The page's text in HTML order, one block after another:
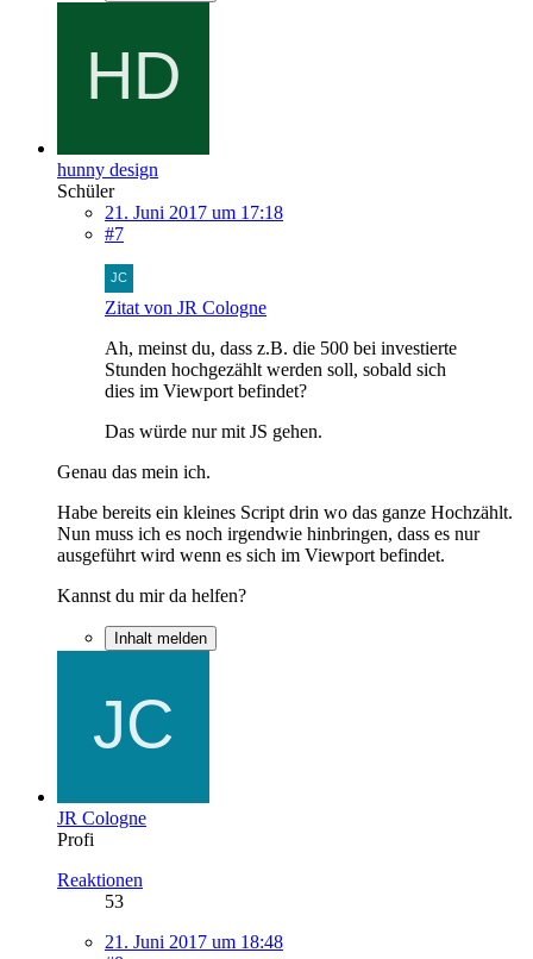
hunny design
Schüler
21. Juni 2017 um 17:18
#7
Zitat von JR Cologne
Ah, meinst du, dass z.B. die 500 bei investierte
Stunden hochgezählt werden soll, sobald sich
dies im Viewport befindet?
Das würde nur mit JS gehen.
Genau das mein ich.
Habe bereits ein kleines Script drin wo das ganze Hochzählt.
Nun muss ich es noch irgendwie hinbringen, dass es nur
ausgeführt wird wenn es sich im Viewport befindet.
Kannst du mir da helfen?
Inhalt melden
JR Cologne
Profi
Reaktionen
53
21. Juni 2017 um 18:48